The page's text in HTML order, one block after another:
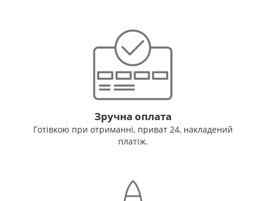
Зручна оплата
Готівкою при отриманні, приват 24, накладений
платіж.